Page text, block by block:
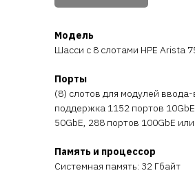
Модель
Шасси с 8 слотами HPE Arista
Порты
(8) слотов для модулей
поддержка 1152 портов
50GbE, 288 портов 100GbE
Память и процессор
Системная память: 32 Гбайт